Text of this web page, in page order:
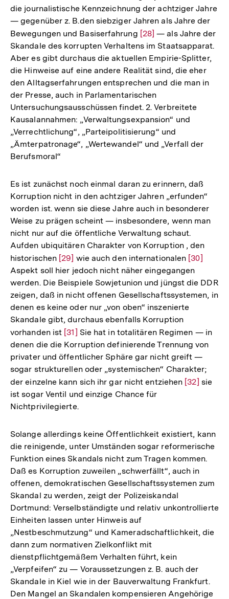
die journalistische Kennzeichnung der achtziger Jahre
— gegenüber z. B.den siebziger Jahren als Jahre der
Bewegungen und Basiserfahrung Zur
Auflösung
der
Fußnote
[28] — als Jahre der
Skandale des korrupten Verhaltens im Staatsapparat.
Aber es gibt durchaus die aktuellen Empirie-Splitter,
die Hinweise auf eine andere Realität sind, die eher
den Alltagserfahrungen entsprechen und die man in
der Presse, auch in Parlamentarischen
Untersuchungsausschüssen findet. 2. Verbreitete
Kausalannahmen: „Verwaltungsexpansion“ und
„Verrechtlichung“, „Parteipolitisierung“ und
„Ämterpatronage“, „Wertewandel“ und „Verfall der
Berufsmoral“
Es ist zunächst noch einmal daran zu erinnern, daß
Korruption nicht in den achtziger Jahren „erfunden“
worden ist. wenn sie diese Jahre auch in besonderer
Weise zu prägen scheint — insbesondere, wenn man
nicht nur auf die öffentliche Verwaltung schaut.
Aufden ubiquitären Charakter von Korruption , den
historischen Zur
Auflösung
der
Fußnote
[29] wie auch den internationalen Zur
Auflösung
der
Fußnote
[30]
Aspekt soll hier jedoch nicht näher eingegangen
werden. Die Beispiele Sowjetunion und jüngst die DDR
zeigen, daß in nicht offenen Gesellschaftssystemen, in
denen es keine oder nur „von oben“ inszenierte
Skandale gibt, durchaus ebenfalls Korruption
vorhanden ist Zur
Auflösung
der
Fußnote
[31] Sie hat in totalitären Regimen — in
denen die die Korruption definierende Trennung von
privater und öffentlicher Sphäre gar nicht greift —
sogar strukturellen oder „systemischen“ Charakter;
der einzelne kann sich ihr gar nicht entziehen Zur
[32] sie
ist sogar Ventil und einzige Chance für
Nichtprivilegierte.
Solange allerdings keine Öffentlichkeit existiert, kann
die reinigende, unter Umständen sogar reformerische
Funktion eines Skandals nicht zum Tragen kommen.
Daß es Korruption zuweilen „schwerfällt“, auch in
offenen, demokratischen Gesellschaftssystemen zum
Skandal zu werden, zeigt der Polizeiskandal
Dortmund: Verselbständigte und relativ unkontrollierte
Einheiten lassen unter Hinweis auf
„Nestbeschmutzung“ und Kameradschaftlichkeit, die
dann zum normativen Zielkonflikt mit
dienstpflichtgemäßem Verhalten führt, kein
„Verpfeifen“ zu — Voraussetzungen z. B. auch der
Skandale in Kiel wie in der Bauverwaltung Frankfurt.
Den Mangel an Skandalen kompensieren Angehörige